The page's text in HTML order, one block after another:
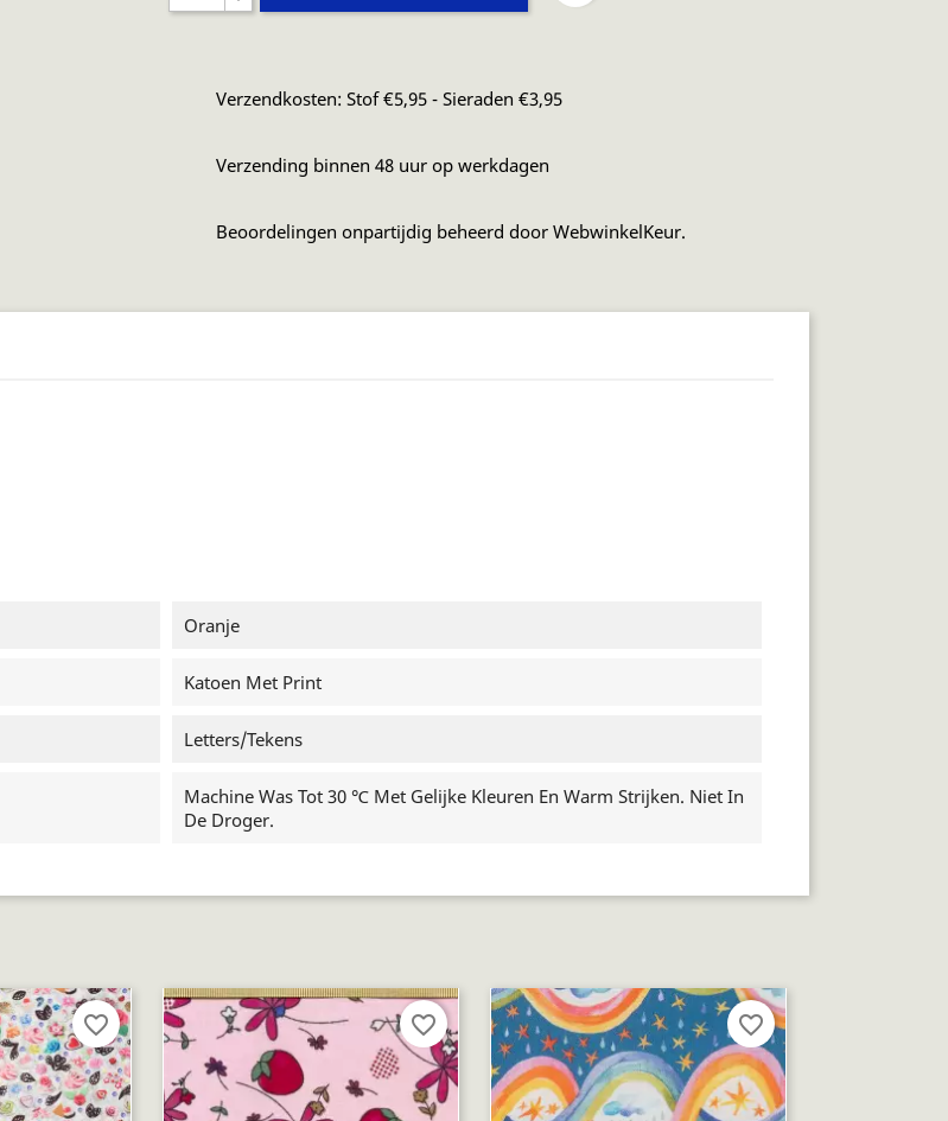
Verzendkosten: Stof €5,95 - Sieraden €3,95
Verzending binnen 48 uur op werkdagen
Beoordelingen onpartijdig beheerd door WebwinkelKeur.
Oranje
Katoen Met Print
Letters/tekens
Machine Was Tot 30 ℃ Met Gelijke Kleuren En Warm Strijken. Niet In
De Droger.
favorite_border favorite_border favorite_border